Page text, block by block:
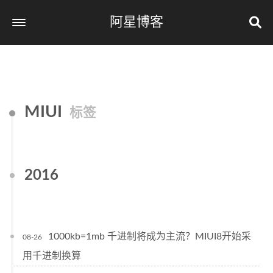
阿星博客
分类 / Categories
友链
MIUI 标签
2016
08-26
1000kb=1mb 千进制将成为主流？MIUI8开始采
用千进制换算